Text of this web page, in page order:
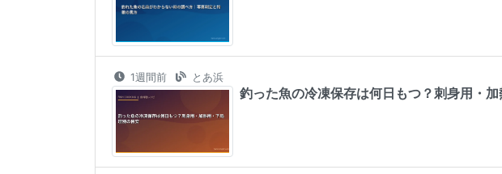
1週間前 とあ浜
釣った魚の冷凍保存は何日もつ？刺身用・